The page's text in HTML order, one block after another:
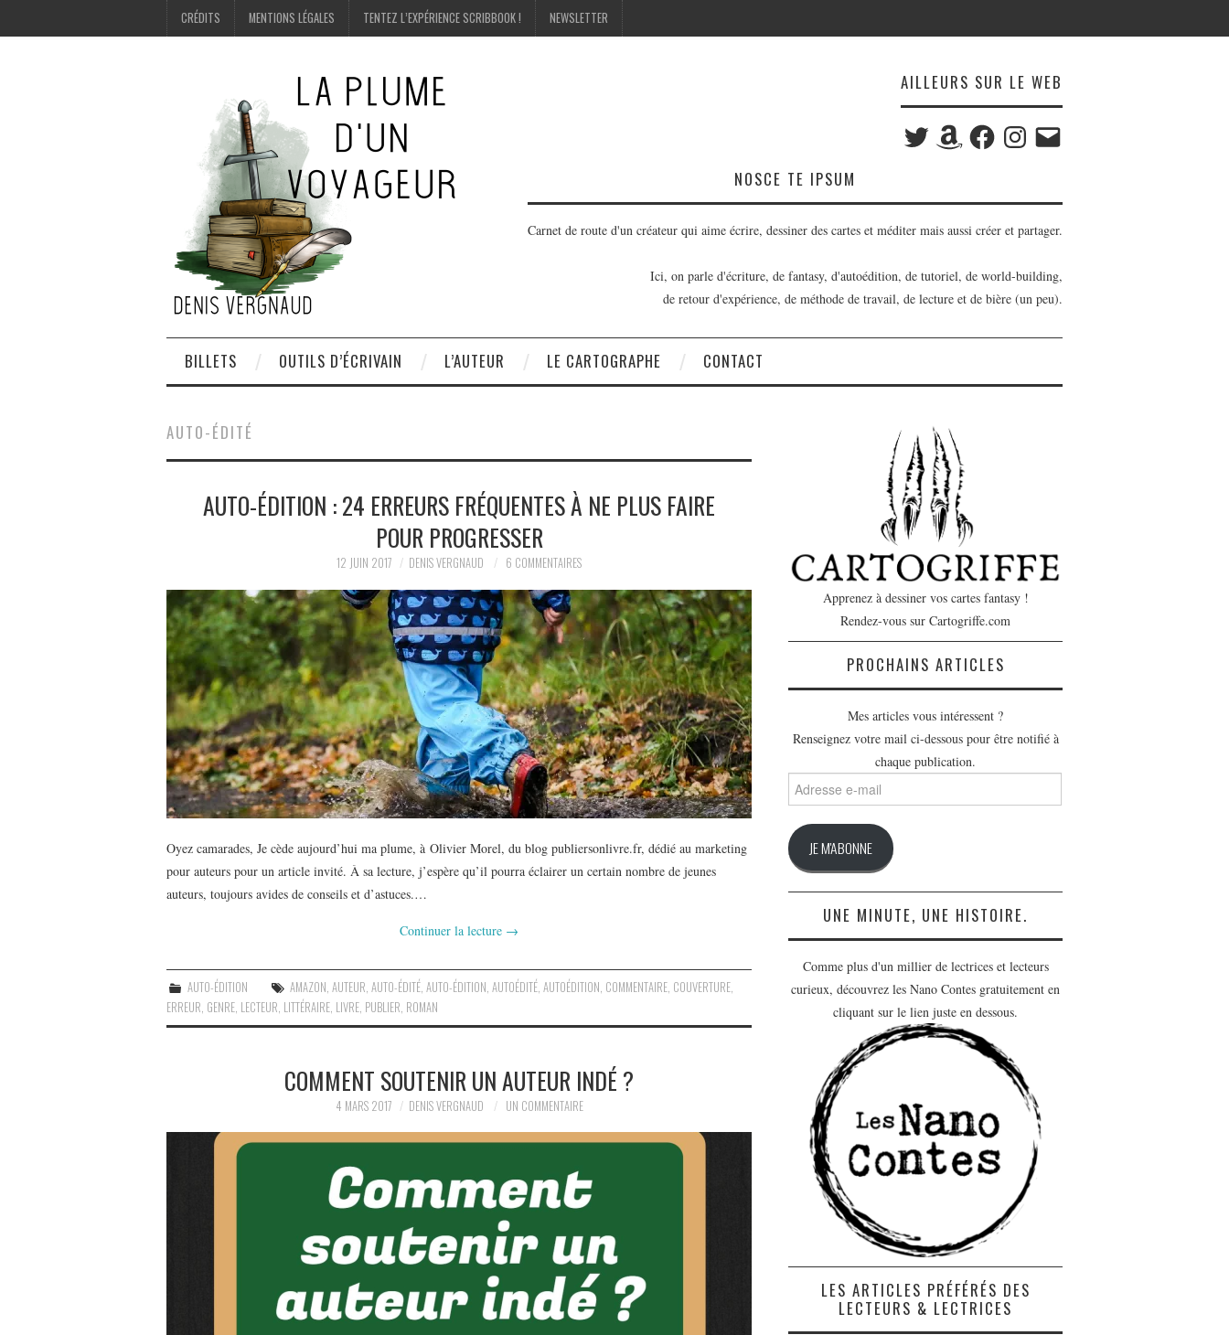
CRÉDITS MENTIONS LÉGALES TENTEZ L’EXPÉRIENCE SCRIBBOOK ! NEWSLETTER
AILLEURS SUR LE WEB
Twitter AmazonFacebookInstagram
E-
mail
NOSCE TE IPSUM
Carnet de route d'un créateur qui aime écrire, dessiner des cartes et méditer mais aussi créer et partager.
Ici, on parle d'écriture, de fantasy, d'autoédition, de tutoriel, de world-building,
de retour d'expérience, de méthode de travail, de lecture et de bière (un peu).
BILLETS OUTILS D’ÉCRIVAIN L’AUTEUR LE CARTOGRAPHE CONTACT
AUTO-ÉDITÉ
AUTO-ÉDITION : 24 ERREURS FRÉQUENTES À NE PLUS FAIRE
POUR PROGRESSER
12 JUIN 2017 DENIS VERGNAUD 6 COMMENTAIRES
Oyez camarades, Je cède aujourd’hui ma plume, à Olivier Morel, du blog publiersonlivre.fr, dédié au marketing
pour auteurs pour un article invité. À sa lecture, j’espère qu’il pourra éclairer un certain nombre de jeunes
auteurs, toujours avides de conseils et d’astuces.…
Continuer la lecture →
AUTO-ÉDITION AMAZON ,AUTEUR ,AUTO-ÉDITÉ ,AUTO-ÉDITION ,AUTOÉDITÉ ,AUTOÉDITION COMMENTAIRE COUVERTURE
ERREUR GENRE LECTEUR LITTÉRAIRE LIVRE PUBLIER ROMAN
COMMENT SOUTENIR UN AUTEUR INDÉ ?
4 MARS 2017 DENIS VERGNAUD UN COMMENTAIRE
Apprenez à dessiner vos cartes fantasy !
Rendez-vous sur Cartogriffe.com
PROCHAINS ARTICLES
Mes articles vous intéressent ?
Renseignez votre mail ci-dessous pour être notifié à
chaque publication.
Adresse
e-
JE M'ABONNE
UNE MINUTE, UNE HISTOIRE.
Comme plus d'un millier de lectrices et lecteurs
curieux, découvrez les Nano Contes gratuitement en
cliquant sur le lien juste en dessous.
LES ARTICLES PRÉFÉRÉS DES
LECTEURS & LECTRICES